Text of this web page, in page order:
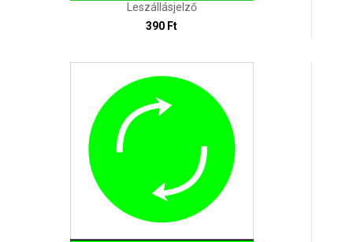
Leszállásjelző
390 Ft